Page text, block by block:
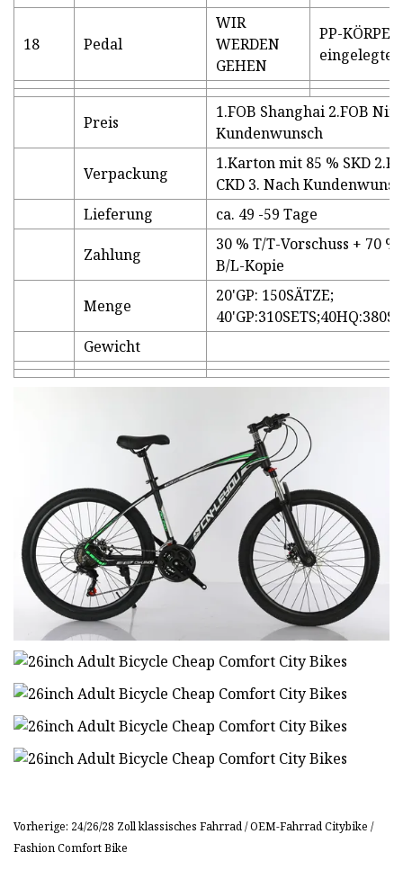
18 Pedal
WIR
WERDEN
GEHEN
PP-
Preis
1.FOB Shanghai 2.FOB
Kundenwunsch
Verpackung
1.Karton mit 85 % SKD
CKD 3. Nach
Lieferung
ca. 49 -59 Tage
Zahlung
30 % T/T-Vorschuss + 70
B/L-Kopie
Menge
20'GP: 150SÄTZE;
Gewicht
Vorherige: 24/26/28 Zoll klassisches Fahrrad / OEM-Fahrrad Citybike /
Fashion Comfort Bike